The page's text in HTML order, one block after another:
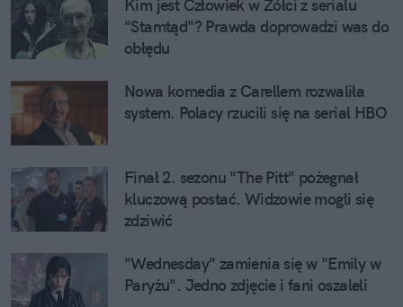
Kim jest Człowiek w Żółci z serialu
"Stamtąd"? Prawda doprowadzi was do
obłędu
Nowa komedia z Carellem rozwaliła
system. Polacy rzucili się na serial HBO
Finał 2. sezonu "The Pitt" pożegnał
kluczową postać. Widzowie mogli się
zdziwić
"Wednesday" zamienia się w "Emily w
Paryżu". Jedno zdjęcie i fani oszaleli